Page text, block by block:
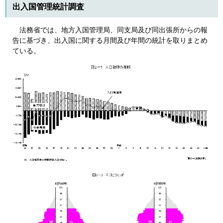
出入国管理統計調査
法務省では、地方入国管理局、同支局及び同出張所からの報
告に基づき、出入国に関する月間及び年間の統計を取りまとめ
ている。